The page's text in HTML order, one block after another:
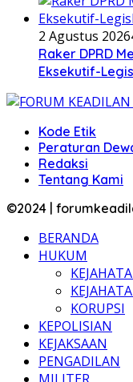
2 Agustus 2026
Raker DPRD
Eksekutif-
Kode Etik
Peraturan
Redaksi
Tentang Kami
©2024 |
BERANDA
HUKUM
KORUPSI
KEPOLISIAN
KEJAKSAAN
PENGADILAN